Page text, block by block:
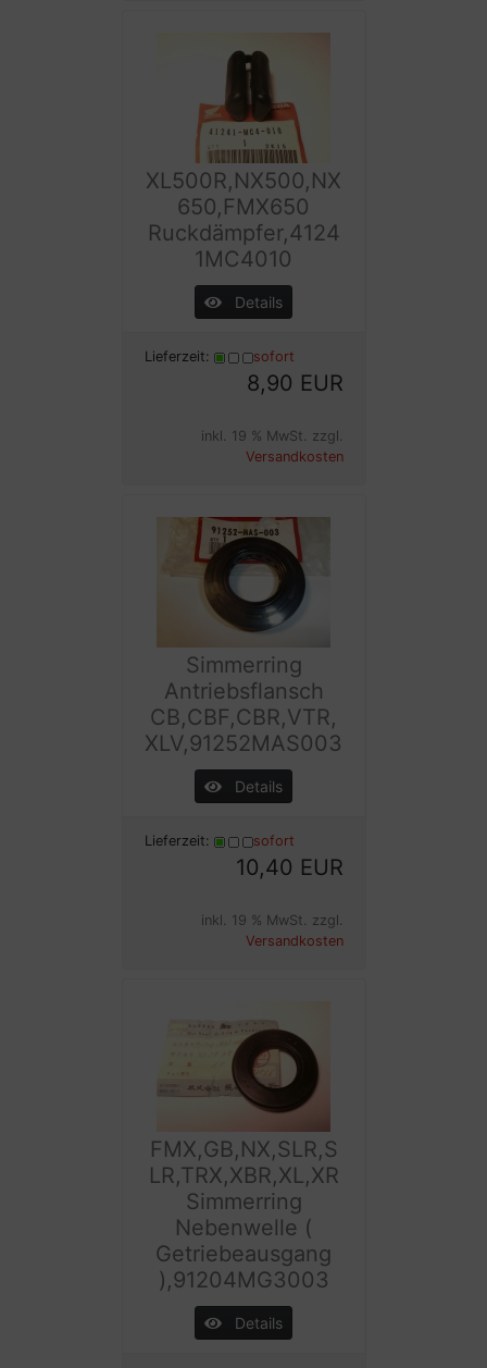
XL500R,NX500,NX
650,FMX650
Ruckdämpfer,4124
1MC4010
Details
Lieferzeit: sofort
8,90 EUR
inkl. 19 % MwSt. zzgl.
Versandkosten
Simmerring
Antriebsflansch
CB,CBF,CBR,VTR,
XLV,91252MAS003
Details
Lieferzeit: sofort
10,40 EUR
inkl. 19 % MwSt. zzgl.
Versandkosten
FMX,GB,NX,SLR,S
LR,TRX,XBR,XL,XR
Simmerring
Nebenwelle (
Getriebeausgang
),91204MG3003
Details